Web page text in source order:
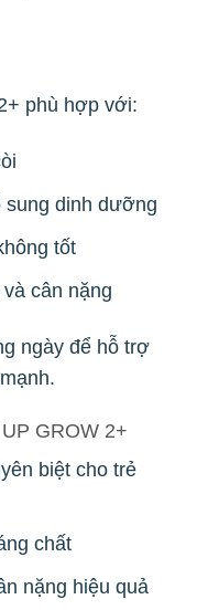
phù hợp với:
sung dinh dưỡng
tốt
cân nặng
ngày để hỗ trợ
GROW 2+
biệt cho trẻ
chất
nặng hiệu quả